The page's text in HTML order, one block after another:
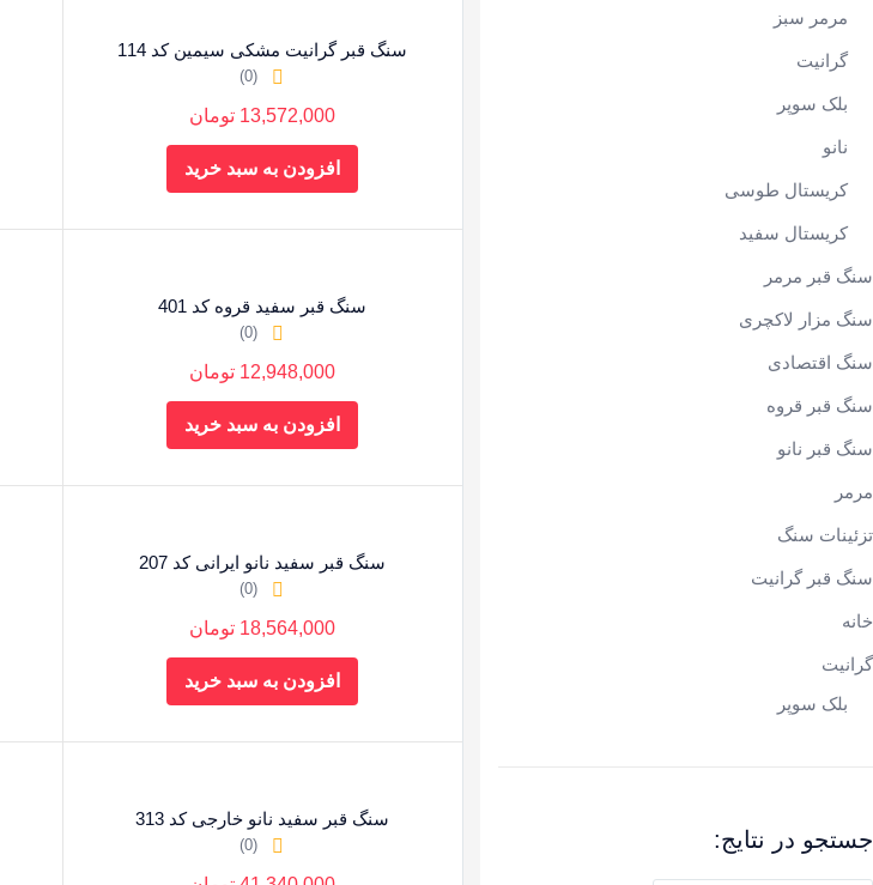
مرمر سبز
گرانیت
بلک سوپر
نانو
کریستال طوسی
کریستال سفید
سنگ قبر مرمر
سنگ مزار لاکچری
سنگ اقتصادی
سنگ قبر قروه
سنگ قبر نانو
مرمر
تزئینات سنگ
سنگ قبر گرانیت
خانه
گرانیت
بلک سوپر
جستجو در نتایج:
سنگ قبر گرانیت مشکی سیمین کد 114
(0)
13,572,000 تومان
افزودن به سبد خرید
سنگ قبر سفید قروه کد 401
(0)
12,948,000 تومان
افزودن به سبد خرید
سنگ قبر سفید نانو ایرانی کد 207
(0)
18,564,000 تومان
افزودن به سبد خرید
سنگ قبر سفید نانو خارجی کد 313
(0)